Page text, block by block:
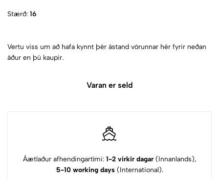
Stærð: 16
Vertu viss um að hafa kynnt þér ástand vörunnar hér fyrir neðan
áður en þú kaupir.
Varan er seld
Áætlaður afhendingartími: 1-2 virkir dagar (Innanlands),
5-10 working days(International).